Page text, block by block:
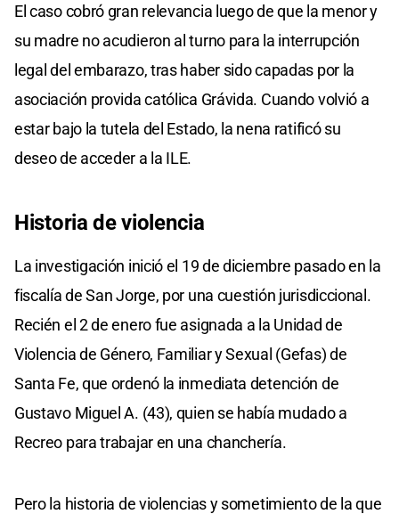
El caso cobró gran relevancia luego de que la menor y
su madre no acudieron al turno para la interrupción
legal del embarazo, tras haber sido capadas por la
asociación provida católica Grávida. Cuando volvió a
estar bajo la tutela del Estado, la nena ratificó su
deseo de acceder a la ILE.
Historia de violencia
La investigación inició el 19 de diciembre pasado en la
fiscalía de San Jorge, por una cuestión jurisdiccional.
Recién el 2 de enero fue asignada a la Unidad de
Violencia de Género, Familiar y Sexual (Gefas) de
Santa Fe, que ordenó la inmediata detención de
Gustavo Miguel A. (43), quien se había mudado a
Recreo para trabajar en una chanchería.
Pero la historia de violencias y sometimiento de la que